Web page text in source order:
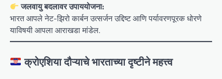
जलवायु बदलावर उपाययोजना:
भारत आपले नेट-झिरो कार्बन उत्सर्जन उद्दिष्ट आणि पर्यावरणपूरक धोरणे
याविषयी आपला आराखडा मांडेल.
क्रोएशिया दौऱ्याचे भारताच्या दृष्टीने महत्त्व